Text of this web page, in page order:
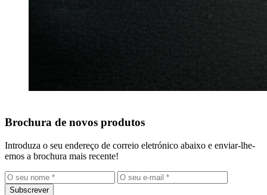
Brochura de novos produtos
Introduza o seu endereço de correio eletrónico abaixo e enviar-lhe-
emos a brochura mais recente!
Subscrever